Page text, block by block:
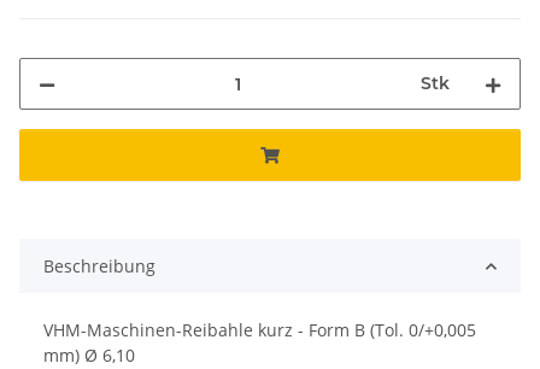
Stk
Beschreibung
VHM-Maschinen-Reibahle kurz - Form B (Tol. 0/+0,005
mm) Ø 6,10